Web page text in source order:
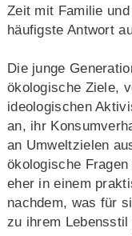
Zeit mit Familie
häufigste Antwort
Die junge
ökologische Ziele,
ideologischen
an, ihr
an Umweltzielen
ökologische
eher in einem
nachdem, was für
zu ihrem Lebensstil